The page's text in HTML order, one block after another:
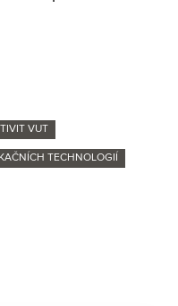
VUT
TECHNOLOGIÍ